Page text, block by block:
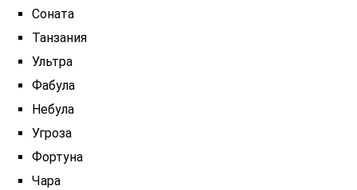
Соната
Танзания
Ультра
Фабула
Небула
Угроза
Фортуна
Чара